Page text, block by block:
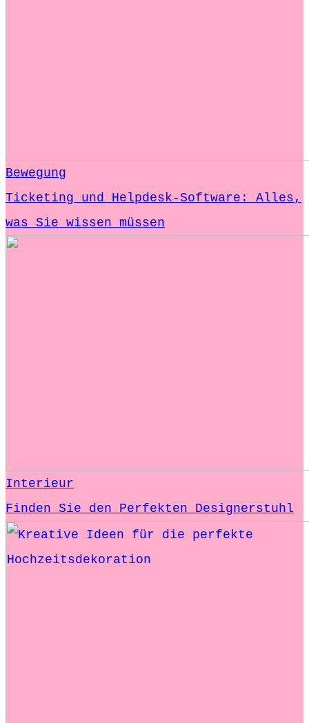
Bewegung
Ticketing und Helpdesk-Software: Alles,
was Sie wissen müssen
Interieur
Finden Sie den Perfekten Designerstuhl